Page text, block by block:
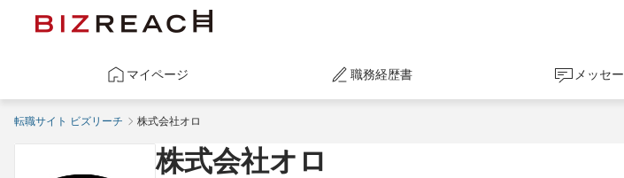
マイページ 職務経歴書 メッセ
転職サイト ビズリーチ 株式会社オロ
株式会社オロ